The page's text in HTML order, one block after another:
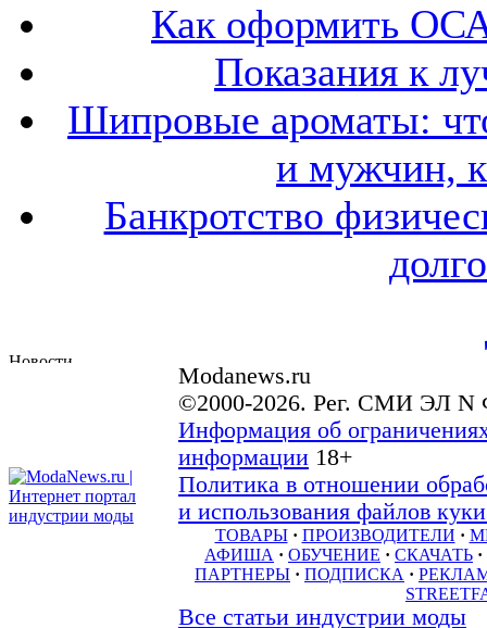
Как оформить
Показания к
Шипровые ароматы:
и мужчин,
Банкротство
Modanews.ru
©2000-2026. Рег. СМИ ЭЛ N
Информация об
информации 18+
Политика в отношении
и использования файлов
ТОВАРЫ · ПРОИЗВОДИТЕЛИ ·
АФИША · ОБУЧЕНИЕ · СКАЧАТЬ ·
ПАРТНЕРЫ · ПОДПИСКА ·
Все статьи индустрии моды